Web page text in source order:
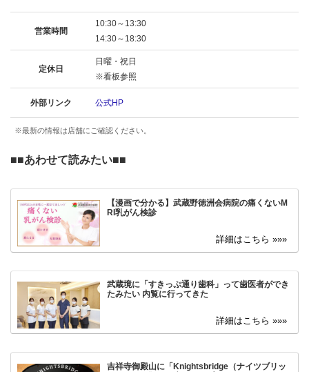
営業時間
10:30～13:30
14:30～18:30
定休日
日曜・祝日
※看板参照
外部リンク 公式HP
※最新の情報は店舗にご確認ください。
■■あわせて読みたい■■
【漫画で分かる】武蔵野徳洲会病院の痛くないM
RI乳がん検診
武蔵境に「すきっぷ通り歯科」って歯医者ができ
たみたい 内覧に行ってきた
吉祥寺御殿山に「Knightsbridge（ナイツブリッ